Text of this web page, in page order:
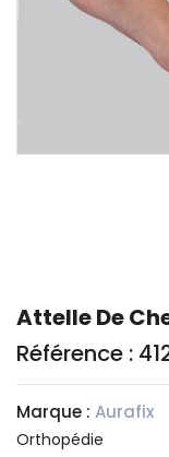
Attelle De
Référence :
Marque : Aurafix
Orthopédie